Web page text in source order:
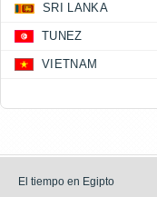
SRI LANKA
TUNEZ
VIETNAM
El tiempo en Egipto